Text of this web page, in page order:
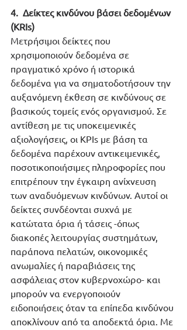
4.  Δείκτες κινδύνου βάσει δεδομένων
(KRIs)
Μετρήσιμοι δείκτες που
χρησιμοποιούν δεδομένα σε
πραγματικό χρόνο ή ιστορικά
δεδομένα για να σηματοδοτήσουν την
αυξανόμενη έκθεση σε κινδύνους σε
βασικούς τομείς ενός οργανισμού. Σε
αντίθεση με τις υποκειμενικές
αξιολογήσεις, οι ΚΡΙs με βάση τα
δεδομένα παρέχουν αντικειμενικές,
ποσοτικοποιήσιμες πληροφορίες που
επιτρέπουν την έγκαιρη ανίχνευση
των αναδυόμενων κινδύνων. Αυτοί οι
δείκτες συνδέονται συχνά με
κατώτατα όρια ή τάσεις -όπως
διακοπές λειτουργίας συστημάτων,
παράπονα πελατών, οικονομικές
ανωμαλίες ή παραβιάσεις της
ασφάλειας στον κυβερνοχώρο- και
μπορούν να ενεργοποιούν
ειδοποιήσεις όταν τα επίπεδα κινδύνου
αποκλίνουν από τα αποδεκτά όρια. Με